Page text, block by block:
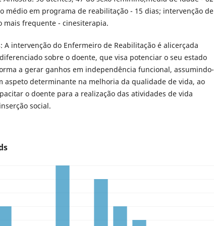
médio em programa de reabilitação - 15 dias; intervenção de
mais frequente - cinesiterapia.
A intervenção do Enfermeiro de Reabilitação é alicerçada
sobre o doente, que visa potenciar o seu estado
a gerar ganhos em independência funcional, assumindo-
aspeto determinante na melhoria da qualidade de vida, ao
o doente para a realização das atividades de vida
social.